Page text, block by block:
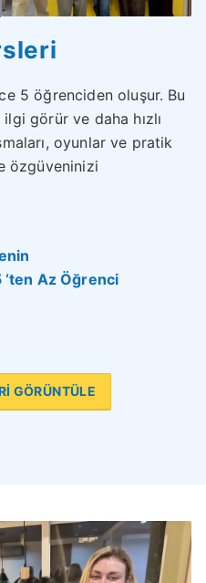
5 öğrenciden oluşur. Bu
görür ve daha hızlı
oyunlar ve pratik
özgüveninizi
‘ten Az Öğrenci
GÖRÜNTÜLE